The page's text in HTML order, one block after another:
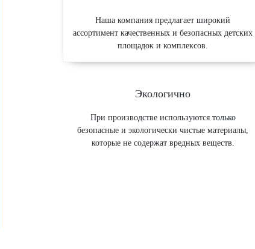
Наша компания предлагает широкий
ассортимент качественных и безопасных детских
площадок и комплексов.
Экологично
При производстве используются только
безопасные и экологически чистые материалы,
которые не содержат вредных веществ.